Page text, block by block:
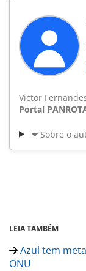
Victor
Portal
Sobre o
LEIA TAMBÉM
Azul tem
ONU